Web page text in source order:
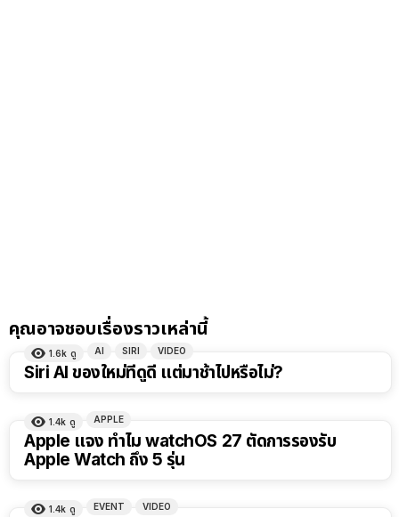
คุณอาจชอบเรื่องราวเหล่านี้
1.6k ดู AI SIRI VIDEO
Siri AI ของใหม่ที่ดูดี แต่มาช้าไปหรือไม่?
1.4k ดู APPLE
Apple แจง ทำไม watchOS 27 ตัดการรองรับ
Apple Watch ถึง 5 รุ่น
1.4k ดู EVENT VIDEO